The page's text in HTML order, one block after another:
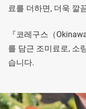
료를 더하면, 더욱 깔
『코레구스（
를 담근 조미료로, 소
습니다.